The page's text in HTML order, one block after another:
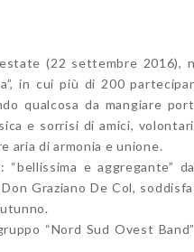
(22 settembre 2016),
in cui più di 200
qualcosa da mangiare
e sorrisi di amici,
aria di armonia e unione.
e aggregante”
Graziano De Col,
“Nord Sud Ovest